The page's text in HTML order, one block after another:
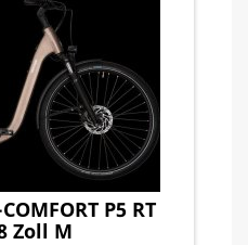
P5 RT
Zoll M